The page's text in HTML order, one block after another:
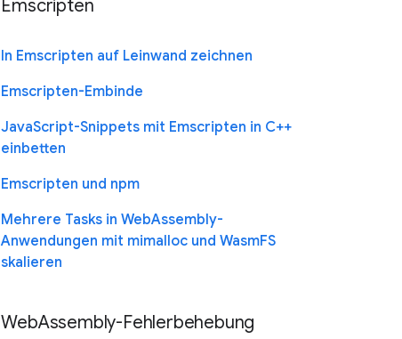
Emscripten
In Emscripten auf Leinwand zeichnen
Emscripten-Embinde
JavaScript-Snippets mit Emscripten in C++
einbetten
Emscripten und npm
Mehrere Tasks in WebAssembly-
Anwendungen mit mimalloc und WasmFS
skalieren
WebAssembly-Fehlerbehebung